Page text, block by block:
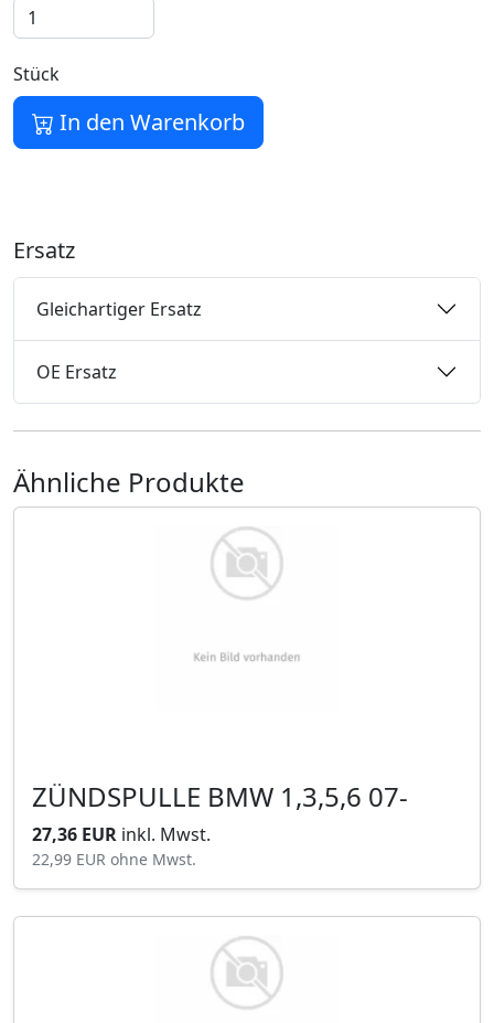
Stück
In den Warenkorb
Ersatz
Gleichartiger Ersatz
OE Ersatz
Ähnliche Produkte
ZÜNDSPULLE BMW 1,3,5,6 07-
27,36 EUR inkl. Mwst.
22,99 EUR ohne Mwst.